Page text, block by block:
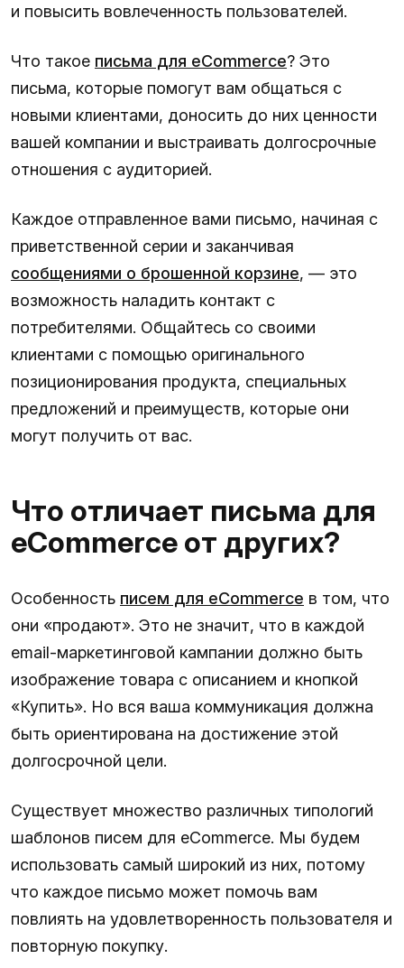
и повысить вовлеченность пользователей.
Что такое письма для eCommerce? Это
письма, которые помогут вам общаться с
новыми клиентами, доносить до них ценности
вашей компании и выстраивать долгосрочные
отношения с аудиторией.
Каждое отправленное вами письмо, начиная с
приветственной серии и заканчивая
сообщениями о брошенной корзине, — это
возможность наладить контакт с
потребителями. Общайтесь со своими
клиентами с помощью оригинального
позиционирования продукта, специальных
предложений и преимуществ, которые они
могут получить от вас.
Что отличает письма для
eCommerce от других?
Особенность писем для eCommerce в том, что
они «продают». Это не значит, что в каждой
email-маркетинговой кампании должно быть
изображение товара с описанием и кнопкой
«Купить». Но вся ваша коммуникация должна
быть ориентирована на достижение этой
долгосрочной цели.
Существует множество различных типологий
шаблонов писем для eCommerce. Мы будем
использовать самый широкий из них, потому
что каждое письмо может помочь вам
повлиять на удовлетворенность пользователя и
повторную покупку.